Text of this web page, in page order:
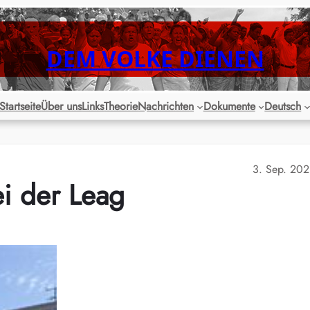
DEM VOLKE DIENEN
StartseiteÜber unsLinksTheorieNachrichten Dokumente Deutsch
3. Sep.
der Leag